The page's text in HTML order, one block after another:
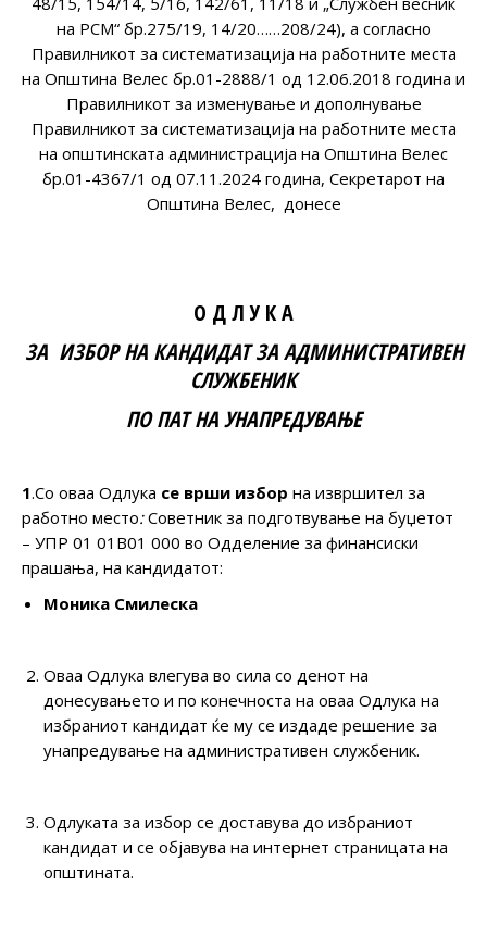
на РСМ“ бр.275/19, 14/20……208/24), а согласно
Правилникот за систематизација на работните места
на Општина Велес бр.01-2888/1 од 12.06.2018 година и
Правилникот за изменување и дополнување
Правилникот за систематизација на работните места
на општинската администрација на Општина Велес
бр.01-4367/1 од 07.11.2024 година, Секретарот на
Општина Велес, донесе
О Д Л У К А
ЗА ИЗБОР НА КАНДИДАТЗА АДМИНИСТРАТИВЕН
СЛУЖБЕНИК
ПОПАТ НА УНАПРЕДУВАЊЕ
1.Со оваа Одлука се врши избор на извршител за
работно место:Советник за подготвување на буџетот
– УПР 01 01В01 000 во Одделение за финансиски
прашања, на кандидатот:
Моника Смилеска
Оваа Одлука влегува во сила со денот на
донесувањето и по конечноста на оваа Одлука на
избраниот кандидат ќе му се издаде решение за
унапредување на административен службеник.
Одлуката за избор се доставува до избраниот
кандидат и се објавува на интернет страницата на
општината.